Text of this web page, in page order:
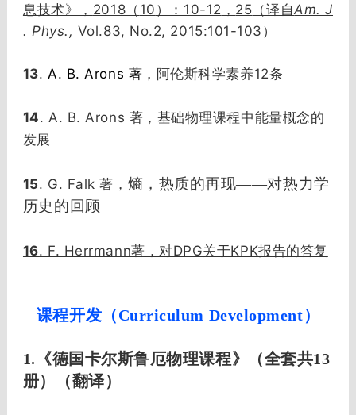
息技术》， 2018 （ 10 ）： 10-12 ， 25 （译自Am. J
. Phys., Vol.83, No.2, 2015:101-103 ）
13. A. B. Arons 著， 阿伦斯科学素养12条
14. A. B. Arons 著，基础物理课程中能量概念的
发展
15. G. Falk 著， 熵，热质的再现——对热力学
历史的回顾
16. F. Herrmann著，对DPG关于KPK报告的答复
课程开发（Curriculum Development）
1.《德国卡尔斯鲁厄物理课程》（全套共13
册）（翻译）